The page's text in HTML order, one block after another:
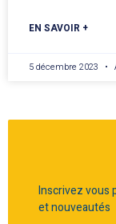
EN SAVOIR +
5 décembre 2023
Inscrivez vous
et nouveautés